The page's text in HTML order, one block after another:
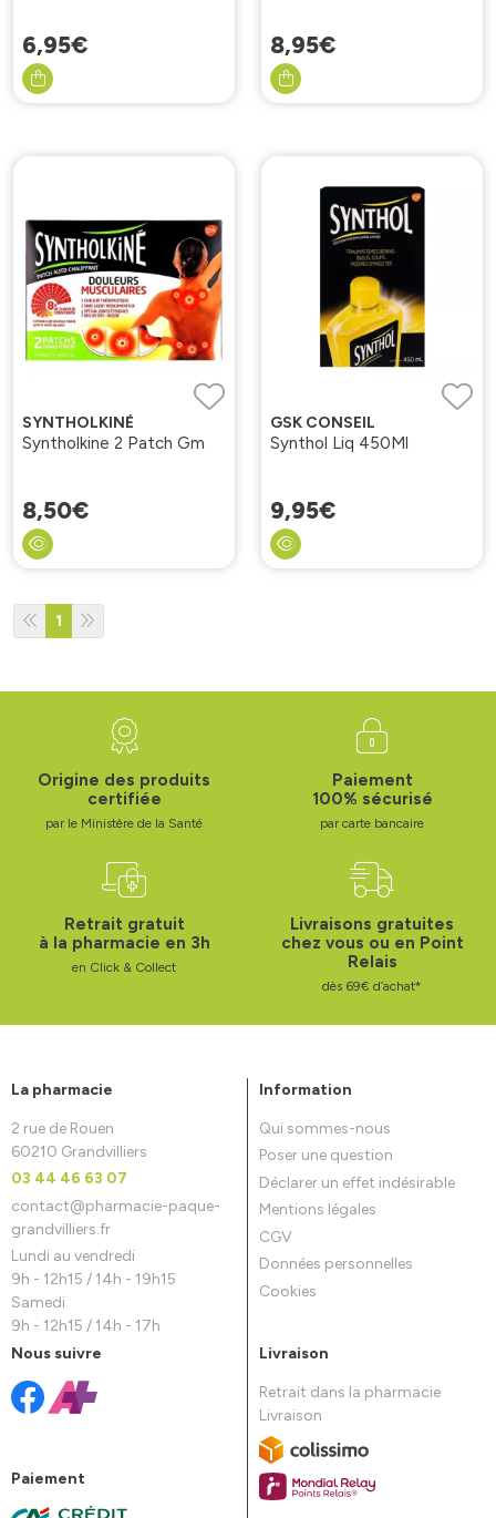
6,95€ 8,95€
SYNTHOLKINÉ
Syntholkine 2 Patch Gm
8,50€
GSK CONSEIL
Synthol Liq 450Ml
9,95€
1
Origine des produits
certifiée
par le Ministère de la Santé
Paiement
100% sécurisé
par carte bancaire
Retrait gratuit
à la pharmacie en 3h
en Click & Collect
Livraisons gratuites
chez vous ou en Point
Relais
dès 69€ d’achat*
La pharmacie
2 rue de Rouen
60210 Grandvilliers
03 44 46 63 07
contact@pharmacie-paque-
grandvilliers.fr
Lundi au vendredi
9h - 12h15 / 14h - 19h15
Samedi
9h - 12h15 / 14h - 17h
Information
Qui sommes-nous
Poser une question
Déclarer un effet indésirable
Mentions légales
CGV
Données personnelles
Cookies
Nous suivre
Paiement
Livraison
Retrait dans la pharmacie
Livraison